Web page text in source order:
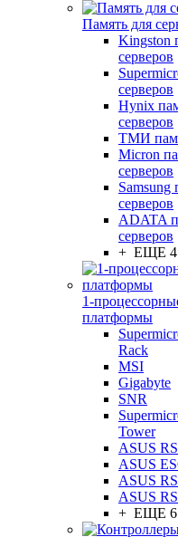
Память для
Kingston
серверов
серверов
Hynix
серверов
ТМИ
Micron
серверов
Samsung
серверов
ADATA
серверов
+ ЕЩЕ 4
1-
платформы
Rack
MSI
Gigabyte
SNR
Tower
ASUS
ASUS
ASUS
ASUS
+ ЕЩЕ 6